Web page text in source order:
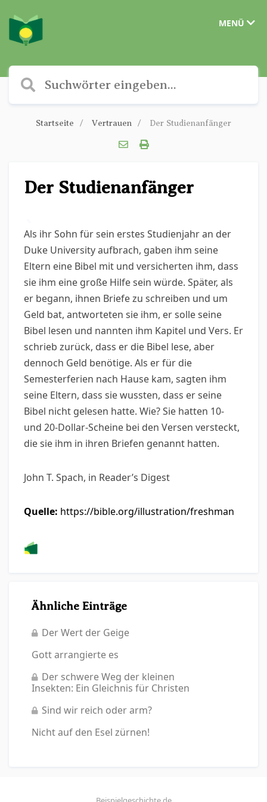
MENÜ
Startseite Vertrauen Der Studienanfänger
Der Studienanfänger
Als ihr Sohn für sein erstes Studienjahr an der
Duke University aufbrach, gaben ihm seine
Eltern eine Bibel mit und versicherten ihm, dass
sie ihm eine große Hilfe sein würde. Später, als
er begann, ihnen Briefe zu schreiben und um
Geld bat, antworteten sie ihm, er solle seine
Bibel lesen und nannten ihm Kapitel und Vers. Er
schrieb zurück, dass er die Bibel lese, aber
dennoch Geld benötige. Als er für die
Semesterferien nach Hause kam, sagten ihm
seine Eltern, dass sie wussten, dass er seine
Bibel nicht gelesen hatte. Wie? Sie hatten 10-
und 20-Dollar-Scheine bei den Versen versteckt,
die sie ihm in ihren Briefen genannt hatten.
John T. Spach, in Reader’s Digest
Quelle: https://bible.org/illustration/freshman
Ähnliche Einträge
Der Wert der Geige
Gott arrangierte es
Der schwere Weg der kleinen
Insekten: Ein Gleichnis für Christen
Sind wir reich oder arm?
Nicht auf den Esel zürnen!